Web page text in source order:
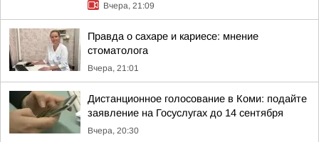
Вчера, 21:09
Правда о сахаре и кариесе: мнение
стоматолога
Вчера, 21:01
Дистанционное голосование в Коми: подайте
заявление на Госуслугах до 14 сентября
Вчера, 20:30